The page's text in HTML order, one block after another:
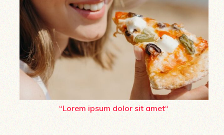
“Lorem ipsum dolor sit amet“